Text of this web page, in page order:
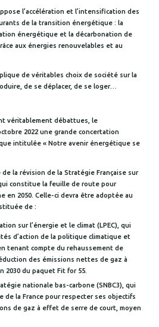
l’accélération et l’intensification des
de la transition énergétique : la
énergétique et la décarbonation de
aux énergies renouvelables et au
de véritables choix de société sur la
de se déplacer, de se loger…
véritablement débattues, le
2022 une grande concertation
intitulée « Notre avenir énergétique se
de la révision de la Stratégie Française sur
constitue la feuille de route pour
en 2050. Celle-ci devra être adoptée au
de :
sur l’énergie et le climat (LPEC), qui
d’action de la politique climatique et
tenant compte du rehaussement de
des émissions nettes de gaz à
2030 du paquet Fit for 55.
nationale bas-carbone (SNBC3), qui
la France pour respecter ses objectifs
de gaz à effet de serre de court, moyen